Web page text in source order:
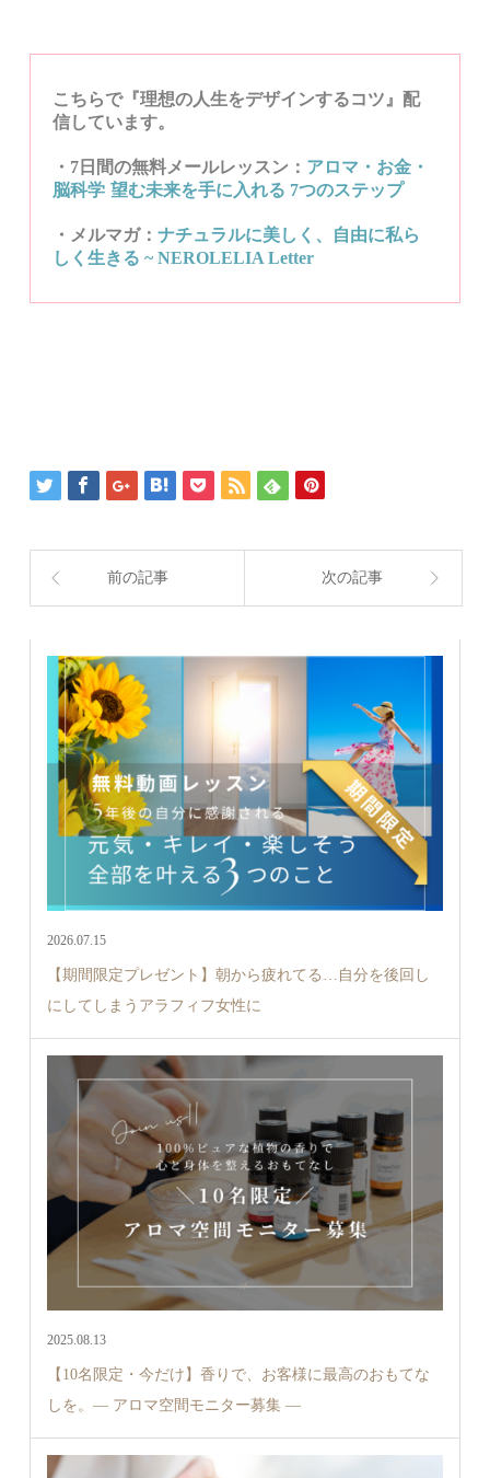
こちらで『理想の人生をデザインするコツ』配
信しています。
・7日間の無料メールレッスン： アロマ・お金・
脳科学 望む未来を手に入れる 7つのステップ
・メルマガ：ナチュラルに美しく、自由に私ら
しく生きる ~ NEROLELIA Letter
前の記事 次の記事
2026.07.15
【期間限定プレゼント】朝から疲れてる…自分を後回し
にしてしまうアラフィフ女性に
2025.08.13
【10名限定・今だけ】香りで、お客様に最高のおもてな
しを。— アロマ空間モニター募集 —